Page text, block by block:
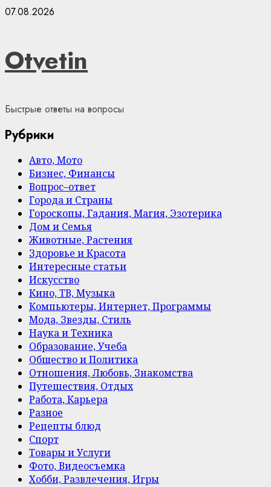
Skip
07.08.2026
Otvetin
Быстрые ответы на вопросы
Рубрики
Авто, Мото
Бизнес, Финансы
Вопрос–ответ
Города и Страны
Гороскопы, Гадания, Магия, Эзотерика
Дом и Семья
Животные, Растения
Здоровье и Красота
Интересные статьи
Искусство
Кино, ТВ, Музыка
Компьютеры, Интернет, Программы
Мода, Звезды, Стиль
Наука и Техника
Образование, Учеба
Общество и Политика
Отношения, Любовь, Знакомства
Путешествия, Отдых
Работа, Карьера
Разное
Рецепты блюд
Спорт
Товары и Услуги
Фото, Видеосъемка
Хобби, Развлечения, Игры